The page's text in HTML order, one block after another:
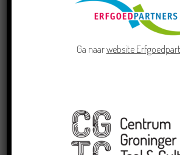
Dichters in de
Zomor Wat Ommaans
Ga naarwebsite